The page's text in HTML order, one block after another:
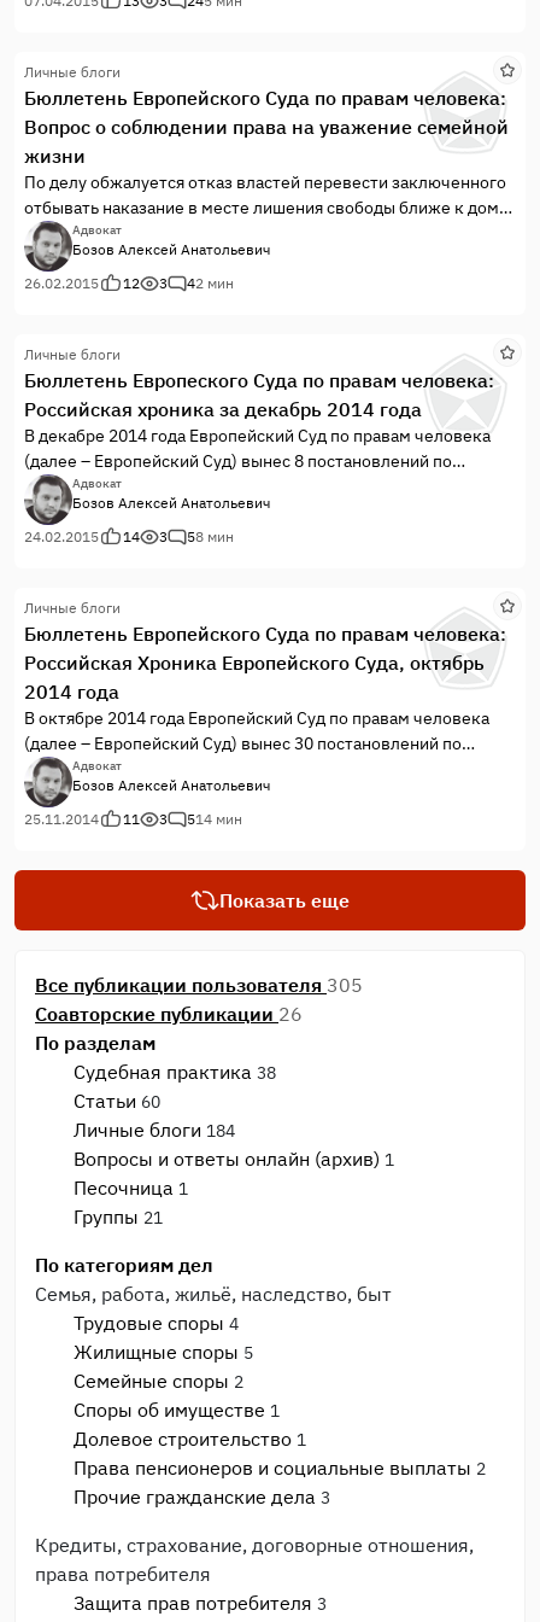
(далее – Конвенция).
Личные блоги
Бюллетень Европейского Суда по правам человека:
Вопрос о соблюдении права на уважение семейной
жизни
По делу обжалуется отказ властей перевести заключенного
отбывать наказание в месте лишения свободы ближе к дому
для того, чтобы его могла навещать престарелая мать. По
делу допущено нарушение требований статьи 8 Конвенции.
Адвокат
Бозов Алексей Анатольевич
26.02.2015
12 3 42 мин
Личные блоги
Бюллетень Европеского Суда по правам человека:
Российская хроника за декабрь 2014 года
В декабре 2014 года Европейский Суд по правам человека
(далее – Европейский Суд) вынес 8 постановлений по
жалобам против Российской Федерации. Все постановления
были вынесены Палатами I Секции Европейского Суда,
кроме двух, разрешенных Комитетами. Во всех делах
(далее – Конвенция).
Адвокат
Бозов Алексей Анатольевич
24.02.2015
14 3 58 мин
Личные блоги
Бюллетень Европейского Суда по правам человека:
Российская Хроника Европейского Суда, октябрь
2014 года
В октябре 2014 года Европейский Суд по правам человека
(далее – Европейский Суд) вынес 30 постановлений по
жалобам против Российской Федерации. Все постановления,
кроме одного, принятого Палатой V Секции, были вынесены
Палатами и Комитетами I Секции Европейского Суда. 10
содержания под стражей и отмену судебных решений,
вынесенных в пользу заявителей, были вынесены
Адвокат
Бозов Алексей Анатольевич
25.11.2014
11 3 514 мин
Показать еще
Все публикации пользователя 305
Соавторские публикации 26
По разделам
Судебная практика 38
Статьи 60
Личные блоги 184
Вопросы и ответы онлайн (архив) 1
Песочница 1
Группы 21
По категориям дел
Семья, работа, жильё, наследство, быт
Трудовые споры 4
Жилищные споры 5
Семейные споры 2
Споры об имуществе 1
Долевое строительство 1
Права пенсионеров и социальные выплаты 2
Прочие гражданские дела 3
Кредиты, страхование, договорные отношения,
права потребителя
Защита прав потребителя 3